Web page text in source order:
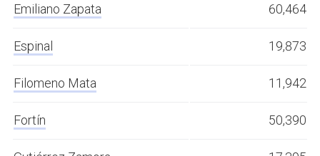
Emiliano Zapata 60,464
Espinal 19,873
Filomeno Mata 11,942
Fortín 50,390